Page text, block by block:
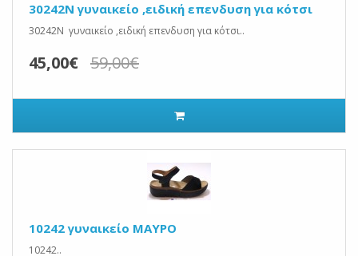
30242N γυναικείο ,ειδική επενδυση για κότσι
30242N γυναικείο ,ειδική επενδυση για κότσι..
45,00€ 59,00€
10242 γυναικείο ΜΑΥΡΟ
10242..